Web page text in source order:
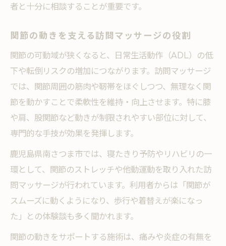
者と十分に相談することが重要です。
関節の動きを支える訪問マッサージの役割
関節の可動域が狭くなると、日常生活動作（ADL）の低
下や転倒リスクの増加につながります。訪問マッサージ
では、関節周囲の筋肉や靭帯をほぐしつつ、無理なく関
節を動かすことで柔軟性を維持・向上させます。特に膝
や肩、股関節など動きが制限されやすい部位に対して、
専門的な手技が効果を発揮します。
鹿児島県南さつま市では、寝たきり予防やリハビリの一
環として、関節のストレッチや他動運動を取り入れた訪
問マッサージが行われています。利用者からは「関節が
スムーズに動くようになり、歩行や着替えが楽になっ
た」との体験談も多く聞かれます。
関節の動きをサポートする施術は、痛みや炎症の有無を